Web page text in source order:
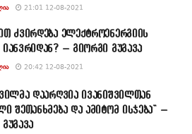
21:01 12-08-2021
ძვირდება ელექტროენერგიის
– გიორგი გუგავა
20:42 12-08-2021
დაარღვია ივანიშვილთან
შეთანხმება და ამიტომ ისჯება” –